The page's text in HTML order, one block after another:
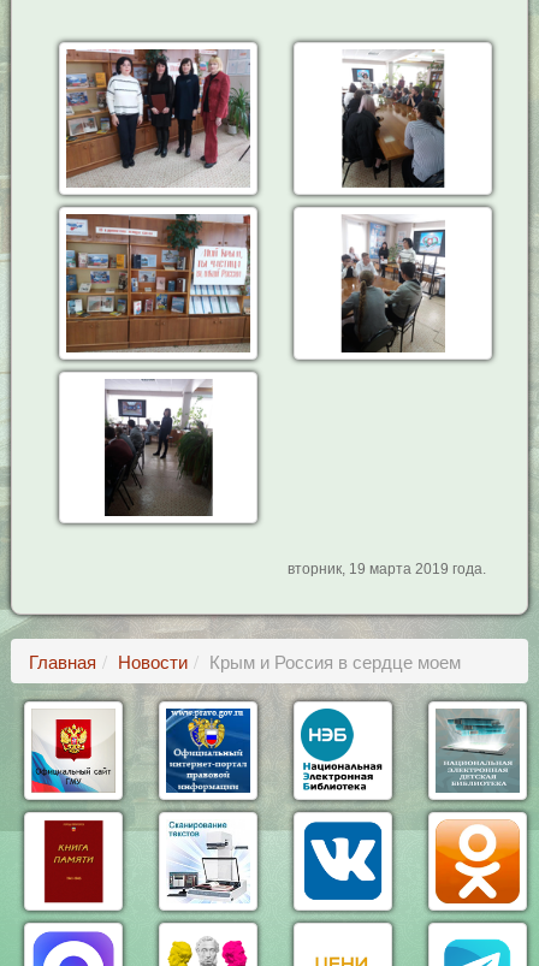
вторник, 19 марта 2019 года.
Главная Новости Крым и Россия в сердце моем